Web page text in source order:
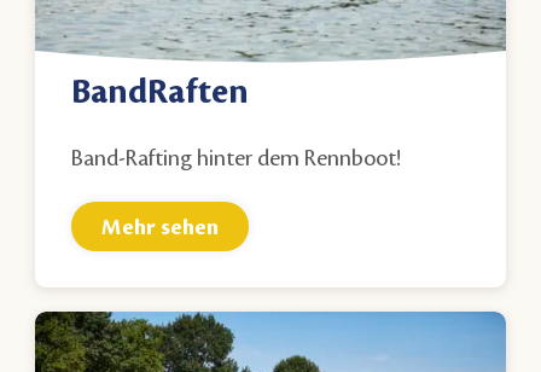
BandRaften
Band-Rafting hinter dem Rennboot!
Mehr sehen